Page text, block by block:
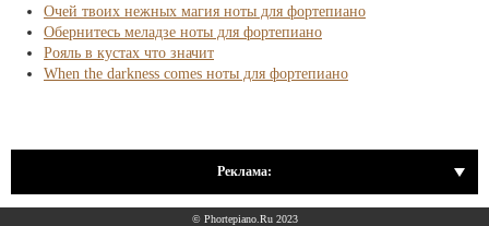
Очей твоих нежных магия ноты для фортепиано
Обернитесь меладзе ноты для фортепиано
Рояль в кустах что значит
When the darkness comes ноты для фортепиано
Реклама:
© Phortepiano.Ru 2023